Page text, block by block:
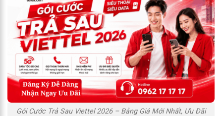
Gói Cước Trả Sau Viettel 2026 – Bảng Giá Mới Nhất, Ưu Đãi